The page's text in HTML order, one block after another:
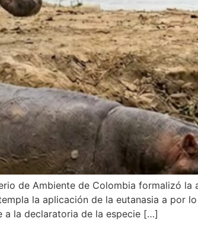
de Ambiente de Colombia formalizó
la aplicación de la eutanasia a por
a la declaratoria de la especie […]